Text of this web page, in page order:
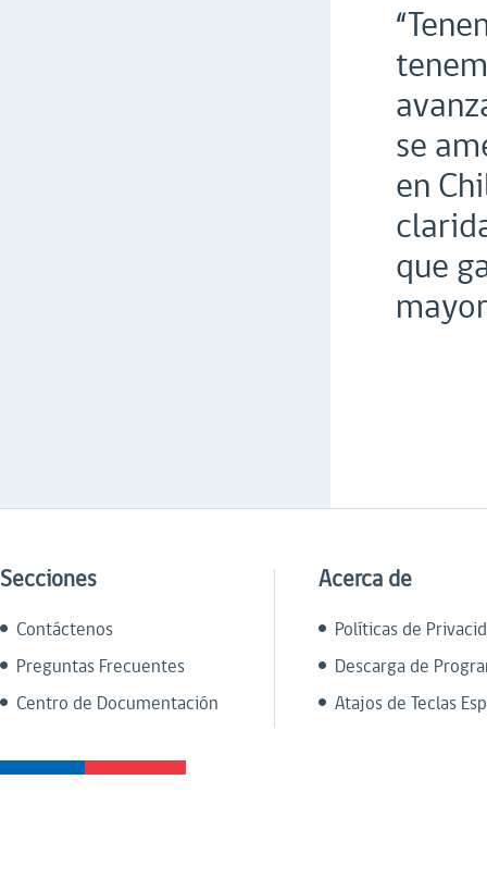
se
en
que
Secciones
Contáctenos
Preguntas Frecuentes
Centro de Documentación
Acerca de
Políticas de
Descarga de
Atajos de Teclas